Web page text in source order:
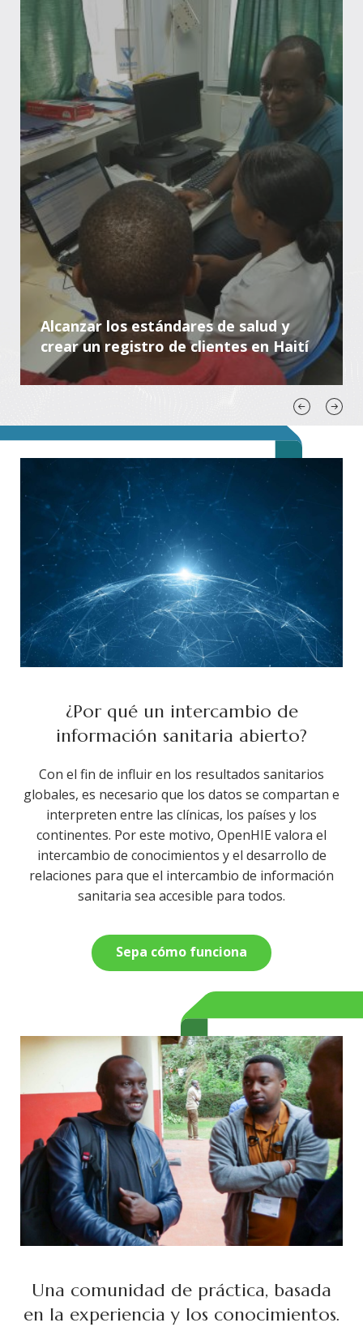
Alcanzar los estándares de salud y
crear un registro de clientes en Haití
¿Por qué un intercambio de
información sanitaria abierto?
Con el fin de influir en los resultados sanitarios
globales, es necesario que los datos se compartan e
interpreten entre las clínicas, los países y los
continentes. Por este motivo, OpenHIE valora el
intercambio de conocimientos y el desarrollo de
relaciones para que el intercambio de información
sanitaria sea accesible para todos.
Sepa cómo funciona
Una comunidad de práctica, basada
en la experiencia y los conocimientos.